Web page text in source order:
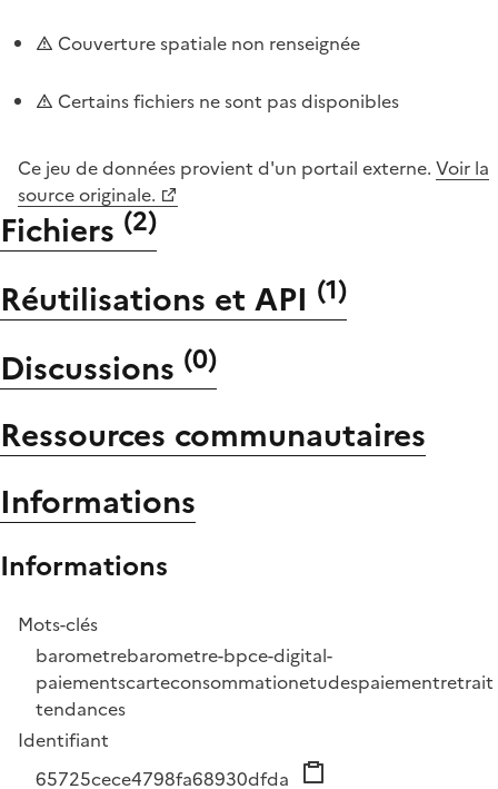
Couverture spatiale non renseignée
Certains fichiers ne sont pas disponibles
Ce jeu de données provient d'un portail externe. Voir la
source originale.
Fichiers (2)
Réutilisations et API (1)
Discussions (0)
Ressources communautaires
Informations
Informations
Mots-clés
barometrebarometre-bpce-digital-
paiementscarteconsommationetudespaiementretrait
tendances
Identifiant
65725cece4798fa68930dfda